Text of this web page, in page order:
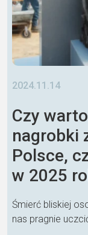
2024.11.14
Czy
nagrobki
Polsce,
w 2025
Śmierć bliskiej
nas pragnie